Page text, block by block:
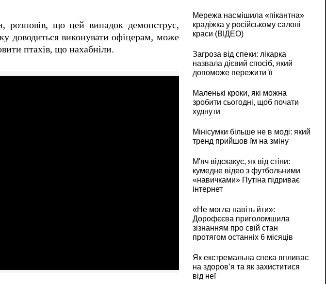
розповів, що цей випадок демонструє,
доводиться виконувати офіцерам, може
птахів, що нахабніли.
Мережа насмішила «пікантна»
крадіжка у російському салоні
краси (ВІДЕО)
Загроза від спеки: лікарка
назвала дієвий спосіб, який
допоможе пережити її
Маленькі кроки, які можна
зробити сьогодні, щоб почати
худнути
Мінісумки більше не в моді: який
тренд прийшов їм на зміну
М'яч відскакує, як від стіни:
кумедне відео з футбольними
«навичками» Путіна підриває
інтернет
«Не могла навіть йти»:
Дорофєєва приголомшила
зізнанням про свій стан
протягом останніх 6 місяців
Як екстремальна спека впливає
на здоров’я та як захиститися
від неї